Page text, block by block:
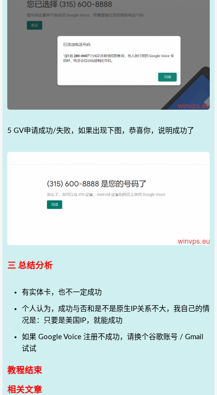
5 GV申请成功/失败，如果出现下图，恭喜你，说明成功了
三 总结分析
有实体卡，也不一定成功
个人认为，成功与否和是不是原生IP关系不大，我自己的情
况是：只要是美国IP，就能成功
如果 Google Voice 注册不成功，请换个谷歌账号 / Gmail
试试
教程结束
相关文章